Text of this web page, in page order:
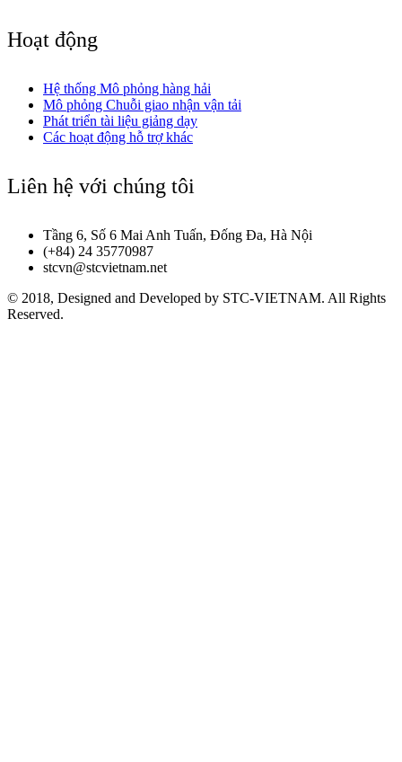
Hoạt động
Hệ thống Mô phỏng hàng hải
Mô phỏng Chuỗi giao nhận vận tải
Phát triển tài liệu giảng dạy
Các hoạt động hỗ trợ khác
Liên hệ với chúng tôi
Tầng 6, Số 6 Mai Anh Tuấn, Đống Đa, Hà Nội
(+84) 24 35770987
stcvn@stcvietnam.net
© 2018, Designed and Developed by STC-VIETNAM. All Rights
Reserved.